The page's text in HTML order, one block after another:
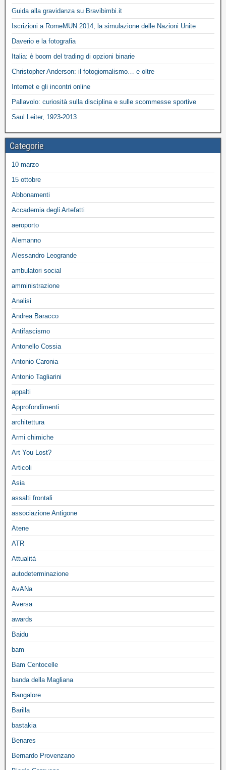
Guida alla gravidanza su Bravibimbi.it
Iscrizioni a RomeMUN 2014, la simulazione delle Nazioni Unite
Daverio e la fotografia
Italia: è boom del trading di opzioni binarie
Christopher Anderson: il fotogiornalismo… e oltre
Internet e gli incontri online
Pallavolo: curiosità sulla disciplina e sulle scommesse sportive
Saul Leiter, 1923-2013
Categorie
10 marzo
15 ottobre
Abbonamenti
Accademia degli Artefatti
aeroporto
Alemanno
Alessandro Leogrande
ambulatori social
amministrazione
Analisi
Andrea Baracco
Antifascismo
Antonello Cossia
Antonio Caronia
Antonio Tagliarini
appalti
Approfondimenti
architettura
Armi chimiche
Art You Lost?
Articoli
Asia
assalti frontali
associazione Antigone
Atene
ATR
Attualità
autodeterminazione
AvANa
Aversa
awards
Baidu
bam
Bam Centocelle
banda della Magliana
Bangalore
Barilla
bastakia
Benares
Bernardo Provenzano